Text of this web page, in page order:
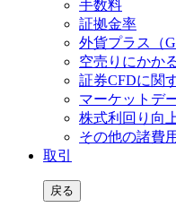
手数料
証拠金率
外貨プラス（
空売りにかか
証券CFDに関
マーケットデ
株式利回り向
その他の諸費用
取引
戻る